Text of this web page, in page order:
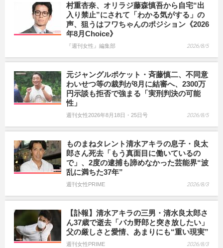
村重杏奈、オリラジ藤森慎吾から自宅“出
入り禁止”にされて「わかる気がする」の
声、狙うはフワちゃんのポジション《2026
年8月Choice》
『週刊女性』編集部 2026/8/5
元ジャングルポケット・斉藤慎二、不同意
わいせつ等の裁判が8月に結審へ、2300万
円示談も拒否で強まる「実刑判決の可能
性」
週刊女性2026年8月18日・25日号 2026/8/5
ものまねタレント清水アキラの息子・良太
郎さん死去「もう真面目に働いているの
で」、2度の逮捕も諦めなかった芸能界“波
乱に満ちた37年”
週刊女性PRIME 2026/8/3
【訃報】清水アキラの三男・清水良太郎さ
ん37歳で逝去「バカ野郎と突き放したい」
父の厳しさと愛情、あまりにも“重い現実”
週刊女性PRIME 2026/8/3